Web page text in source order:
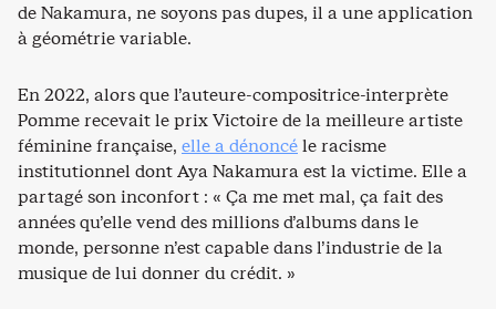
de Nakamura, ne soyons pas dupes, il a une application
à géométrie variable.
En 2022, alors que l’auteure-compositrice-interprète
Pomme recevait le prix Victoire de la meilleure artiste
féminine française, elle a dénoncéle racisme
institutionnel dont Aya Nakamura est la victime. Elle a
partagé son inconfort : « Ça me met mal, ça fait des
années qu’elle vend des millions d’albums dans le
monde, personne n’est capable dans l’industrie de la
musique de lui donner du crédit. »